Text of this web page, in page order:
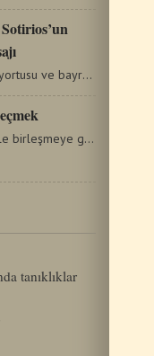
Paskalya! "Yortuların yortusu ve bayramların bayramı!" Bu…
Kilisemizde, Mesih ile birleşmeye giden ruhani yolda, bize…
tanıklıklar